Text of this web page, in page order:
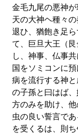
金毛九尾の悪神が
天の大神ヘ種々
退ひ、猶飽き足
て、巨旦大王（
し、神事、仏事
国をソミコンに
病を流行する神と
の子孫と曰はば
方のみを助け、他
虫の良い誓言で
を受くるは、則